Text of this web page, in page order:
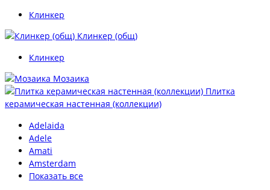
Клинкер
Клинкер (общ)
Клинкер
Мозаика
Плитка
керамическая настенная (коллекции)
Adelaida
Adele
Amati
Amsterdam
Показать все